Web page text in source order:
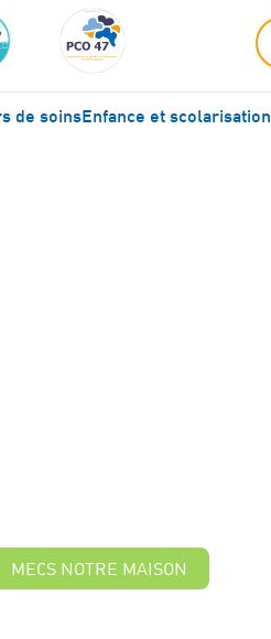
de soinsEnfance et scolarisation
MECS NOTRE MAISON